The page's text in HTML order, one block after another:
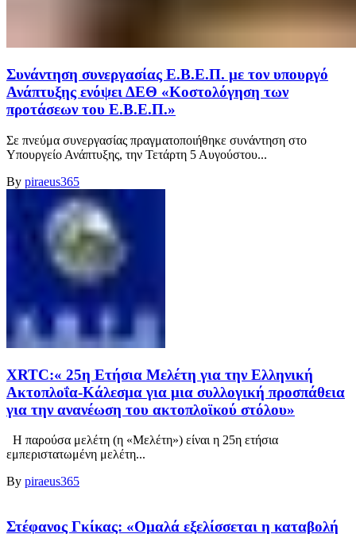
Συνάντηση συνεργασίας Ε.Β.Ε.Π. με τον υπουργό
Ανάπτυξης ενόψει ΔΕΘ «Κοστολόγηση των
προτάσεων του Ε.Β.Ε.Π.»
Σε πνεύμα συνεργασίας πραγματοποιήθηκε συνάντηση στο
Υπουργείο Ανάπτυξης, την Τετάρτη 5 Αυγούστου...
By piraeus365
XRTC:« 25η Ετήσια Μελέτη για την Ελληνική
Ακτοπλοΐα-Κάλεσμα για μια συλλογική προσπάθεια
για την ανανέωση του ακτοπλοϊκού στόλου»
Η παρούσα μελέτη (η «Μελέτη») είναι η 25η ετήσια
εμπεριστατωμένη μελέτη...
By piraeus365
Στέφανος Γκίκας: «Ομαλά εξελίσσεται η καταβολή